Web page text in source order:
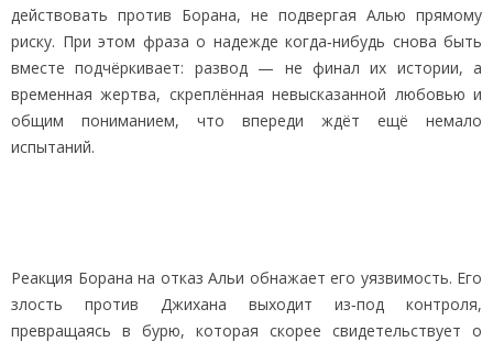
действовать против Борана, не подвергая Алью прямому
риску. При этом фраза о надежде когда‑нибудь снова быть
вместе подчёркивает: развод — не финал их истории, а
временная жертва, скреплённая невысказанной любовью и
общим пониманием, что впереди ждёт ещё немало
испытаний.
Реакция Борана на отказ Альи обнажает его уязвимость. Его
злость против Джихана выходит из‑под контроля,
превращаясь в бурю, которая скорее свидетельствует о